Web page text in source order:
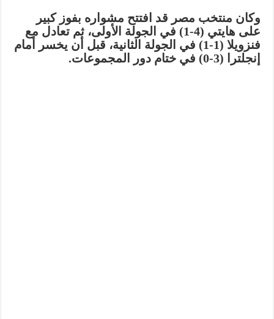
وكان منتخب مصر قد افتتح مشواره بفوز كبير
على هايتي (4-1) في الجولة الأولى، ثم تعادل مع
فنزويلا (1-1) في الجولة الثانية، قبل أن يخسر أمام
إنجلترا (3-0) في ختام دور المجموعات.